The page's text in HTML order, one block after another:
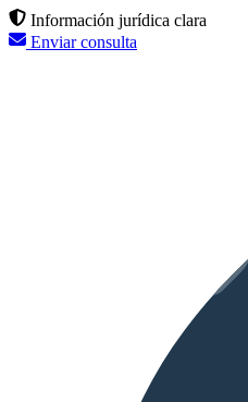
Información jurídica clara
Enviar consulta